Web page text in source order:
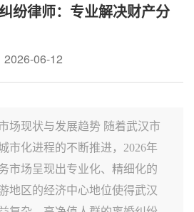
纷律师：专业解决财产分
2026-06-12
场现状与发展趋势 随着武汉市
市化进程的不断推进，2026年
市场呈现出专业化、精细化的
地区的经济中心地位使得武汉